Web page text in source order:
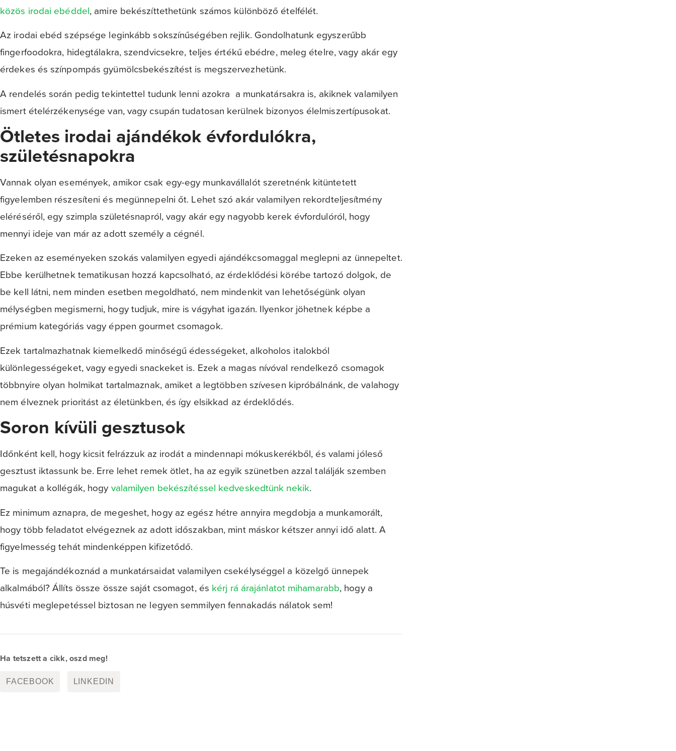
közös irodai ebéddel, amire bekészíttethetünk számos különböző ételfélét.
Az irodai ebéd szépsége leginkább sokszínűségében rejlik. Gondolhatunk egyszerűbb
fingerfoodokra, hidegtálakra, szendvicsekre, teljes értékű ebédre, meleg ételre, vagy akár egy
érdekes és színpompás gyümölcsbekészítést is megszervezhetünk.
A rendelés során pedig tekintettel tudunk lenni azokra a munkatársakra is, akiknek valamilyen
ismert ételérzékenysége van, vagy csupán tudatosan kerülnek bizonyos élelmiszertípusokat.
Ötletes irodai ajándékok évfordulókra,
születésnapokra
Vannak olyan események, amikor csak egy-egy munkavállalót szeretnénk kitüntetett
figyelemben részesíteni és megünnepelni őt. Lehet szó akár valamilyen rekordteljesítmény
eléréséről, egy szimpla születésnapról, vagy akár egy nagyobb kerek évfordulóról, hogy
mennyi ideje van már az adott személy a cégnél.
Ezeken az eseményeken szokás valamilyen egyedi ajándékcsomaggal meglepni az ünnepeltet.
Ebbe kerülhetnek tematikusan hozzá kapcsolható, az érdeklődési körébe tartozó dolgok, de
be kell látni, nem minden esetben megoldható, nem mindenkit van lehetőségünk olyan
mélységben megismerni, hogy tudjuk, mire is vágyhat igazán. Ilyenkor jöhetnek képbe a
prémium kategóriás vagy éppen gourmet csomagok.
Ezek tartalmazhatnak kiemelkedő minőségű édességeket, alkoholos italokból
különlegességeket, vagy egyedi snackeket is. Ezek a magas nívóval rendelkező csomagok
többnyire olyan holmikat tartalmaznak, amiket a legtöbben szívesen kipróbálnánk, de valahogy
nem élveznek prioritást az életünkben, és így elsikkad az érdeklődés.
Soron kívüli gesztusok
Időnként kell, hogy kicsit felrázzuk az irodát a mindennapi mókuskerékből, és valami jóleső
gesztust iktassunk be. Erre lehet remek ötlet, ha az egyik szünetben azzal találják szemben
magukat a kollégák, hogy valamilyen bekészítéssel kedveskedtünk nekik.
Ez minimum aznapra, de megeshet, hogy az egész hétre annyira megdobja a munkamorált,
hogy több feladatot elvégeznek az adott időszakban, mint máskor kétszer annyi idő alatt. A
figyelmesség tehát mindenképpen kifizetődő.
Te is megajándékoznád a munkatársaidat valamilyen csekélységgel a közelgő ünnepek
alkalmából? Állíts össze össze saját csomagot, és kérj rá árajánlatot mihamarabb, hogy a
húsvéti meglepetéssel biztosan ne legyen semmilyen fennakadás nálatok sem!
Ha tetszett a cikk, oszd meg!
FACEBOOK LINKEDIN